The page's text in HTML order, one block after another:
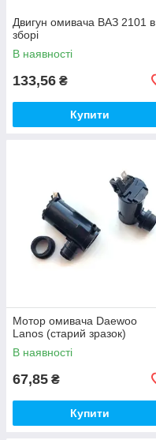
Двигун омивача ВАЗ 2101 в
зборі
В наявності
133,56 ₴
Купити
Мотор омивача Daewoo
Lanos (старий зразок)
В наявності
67,85 ₴
Купити